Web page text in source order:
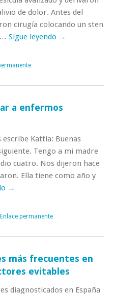
de dolor. Antes del
cirugía colocando un sten
Sigue leyendo →
a enfermos
escribe Kattia: Buenas
Tengo a mi madre
cuatro. Nos dijeron hace
Ella tiene como año y
→
Enlace permanente
más frecuentes en
evitables
diagnosticados en España